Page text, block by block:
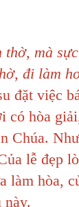
mà
đi làm
đặt việc
hòa
Chúa.
lễ đẹp
làm hòa,
này.